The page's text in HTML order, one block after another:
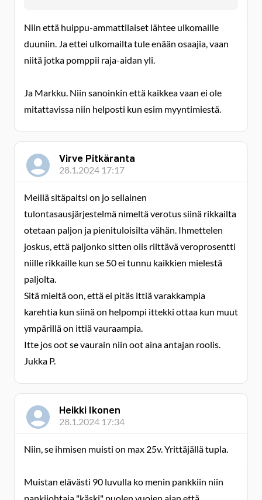
Niin että huippu-ammattilaiset lähtee ulkomaille
duuniin. Ja ettei ulkomailta tule enään osaajia, vaan
niitä jotka pomppii raja-aidan yli.
Ja Markku. Niin sanoinkin että kaikkea vaan ei ole
mitattavissa niin helposti kun esim myyntimiestä.
Virve Pitkäranta
28.1.2024 17:17
Meillä sitäpaitsi on jo sellainen
tulontasausjärjestelmä nimeltä verotus siinä rikkailta
otetaan paljon ja pienituloisilta vähän. Ihmettelen
joskus, että paljonko sitten olis riittävä veroprosentti
niille rikkaille kun se 50 ei tunnu kaikkien mielestä
paljolta.
Sitä mieltä oon, että ei pitäs ittiä varakkampia
karehtia kun siinä on helpompi ittekki ottaa kun muut
ympärillä on ittiä vauraampia.
Itte jos oot se vaurain niin oot aina antajan roolis.
Jukka P.
Heikki Ikonen
28.1.2024 17:34
Niin, se ihmisen muisti on max 25v. Yrittäjällä tupla.
Muistan elävästi 90 luvulla ko menin pankkiin niin